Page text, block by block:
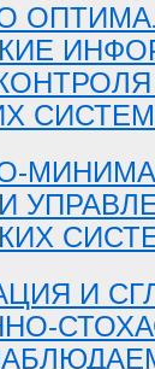
СИСТЕМ
И